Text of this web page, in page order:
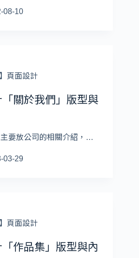
08-10
頁面設計
關於我們」版型與
要放公司的相關介紹，…
03-29
頁面設計
作品集」版型與內